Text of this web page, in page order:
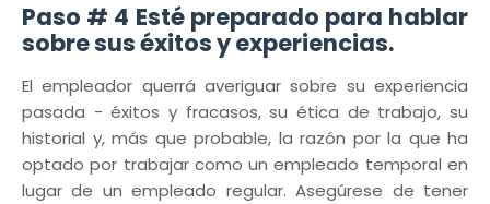
Paso # 4 Esté preparado para hablar
sobre sus éxitos y experiencias.
El empleador querrá averiguar sobre su experiencia
pasada - éxitos y fracasos, su ética de trabajo, su
historial y, más que probable, la razón por la que ha
optado por trabajar como un empleado temporal en
lugar de un empleado regular. Asegúrese de tener